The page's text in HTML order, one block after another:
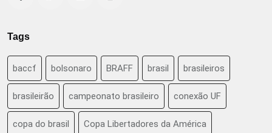
Tags
baccf bolsonaro BRAFF brasil brasileiros
brasileirão campeonato brasileiro conexão UF
copa do brasil Copa Libertadores da América